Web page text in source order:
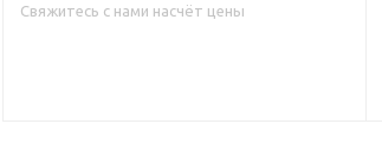
Свяжитесь с нами насчёт цены